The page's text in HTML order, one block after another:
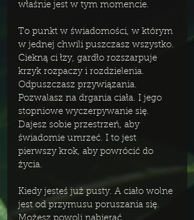
właśnie jest w tym momencie.
To punkt w świadomości, w którym
w jednej chwili puszczasz wszystko.
Ciekną ci łzy, gardło rozszarpuje
krzyk rozpaczy i rozdzielenia.
Odpuszczasz przywiązania.
Pozwalasz na drgania ciała. I jego
stopniowe wyczerpywanie się.
Dajesz sobie przestrzeń, aby
świadomie umrzeć. I to jest
pierwszy krok, aby powrócić do
życia.
Kiedy jesteś już pusty. A ciało wolne
jest od przymusu poruszania się.